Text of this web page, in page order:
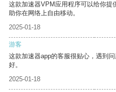
这款加速器VPM应用程序可以给你提
助你在网络上自由移动。
2025-01-18
游客
这款加速器app的客服很贴心，遇到
好。
2025-01-18